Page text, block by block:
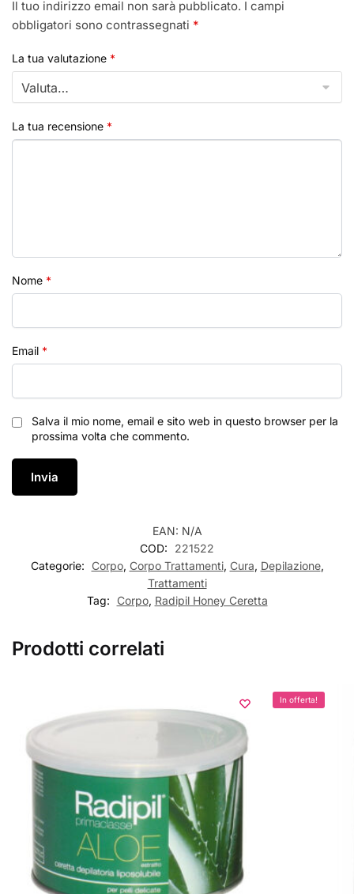
Il tuo indirizzo email non sarà pubblicato. I campi
obbligatori sono contrassegnati *
La tua valutazione *
La tua recensione *
Nome *
Email *
Salva il mio nome, email e sito web in questo browser per la
prossima volta che commento.
EAN: N/A
COD:
221522
Categorie:
Corpo, Corpo Trattamenti, Cura, Depilazione,
Trattamenti
Tag:
Corpo, Radipil Honey Ceretta
Prodotti correlati
In offerta!